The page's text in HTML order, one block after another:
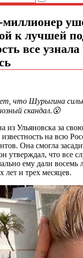
к лучшей
все
что Шурыгина
скандал.😮
из Ульяновска за
на всю
Она смогла
утверждал, что все
ему дали восемь
лет и трех месяцев.